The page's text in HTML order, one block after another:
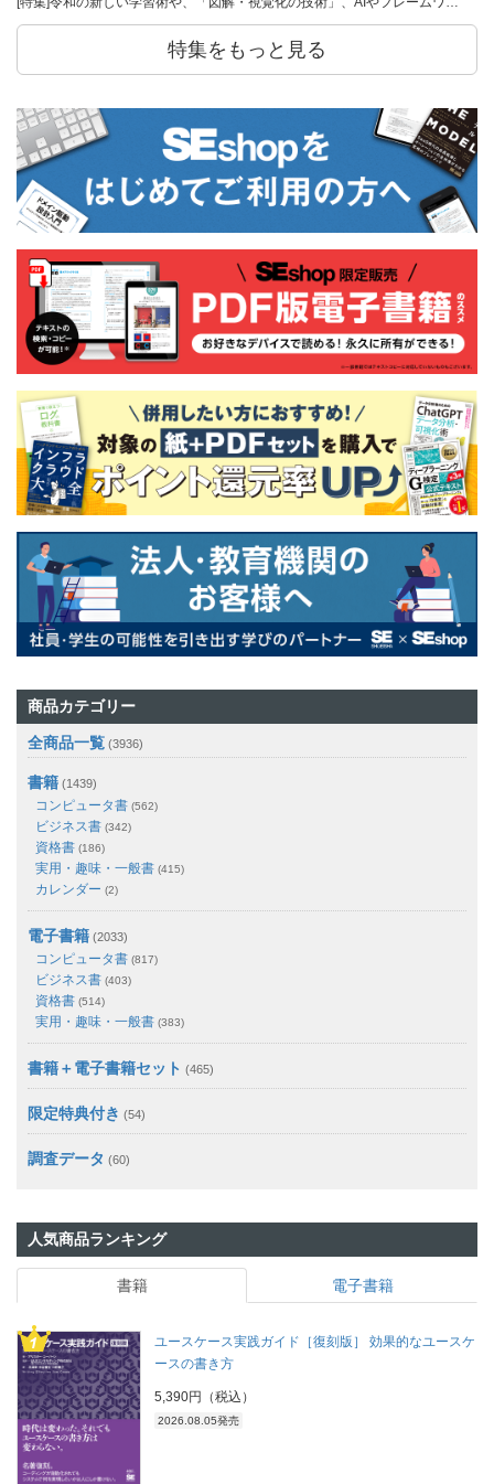
特集をもっと見る
商品カテゴリー
全商品一覧 (3936)
書籍 (1439)
コンピュータ書 (562)
ビジネス書 (342)
資格書 (186)
実用・趣味・一般書 (415)
カレンダー (2)
電子書籍 (2033)
コンピュータ書 (817)
ビジネス書 (403)
資格書 (514)
実用・趣味・一般書 (383)
書籍＋電子書籍セット (465)
限定特典付き (54)
調査データ (60)
人気商品ランキング
書籍 電子書籍
ユースケース実践ガイド［復刻版］ 効果的なユースケ
ースの書き方
5,390円（税込）
2026.08.05発売